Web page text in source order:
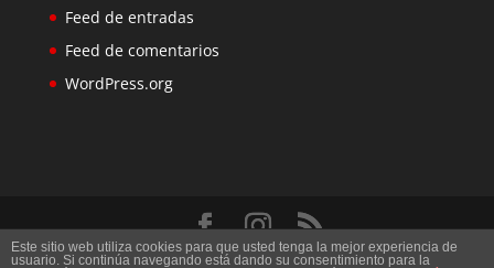
Feed de entradas
Feed de comentarios
WordPress.org
Diseñado porElegant Themes| Desarrollado por
Este sitio web utiliza cookies para que usted tenga la mejor experiencia de
usuario. Si continúa navegando está dando su consentimiento para la